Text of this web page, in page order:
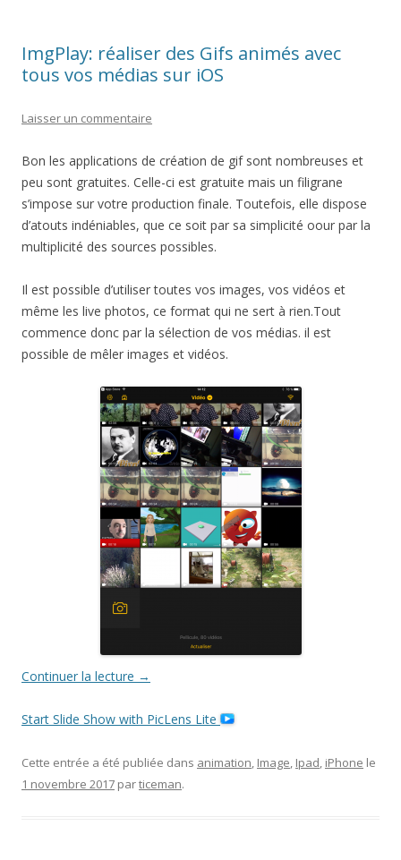
ImgPlay: réaliser des Gifs animés avec
tous vos médias sur iOS
Laisser un commentaire
Bon les applications de création de gif sont nombreuses et
peu sont gratuites. Celle-ci est gratuite mais un filigrane
s’impose sur votre production finale. Toutefois, elle dispose
d’atouts indéniables, que ce soit par sa simplicité oour par la
multiplicité des sources possibles.
Il est possible d’utiliser toutes vos images, vos vidéos et
même les live photos, ce format qui ne sert à rien.Tout
commence donc par la sélection de vos médias. il est
possible de mêler images et vidéos.
Continuer la lecture →
Start Slide Show with PicLens Lite
Cette entrée a été publiée dans animation, Image, Ipad, iPhone le
1 novembre 2017 particeman.